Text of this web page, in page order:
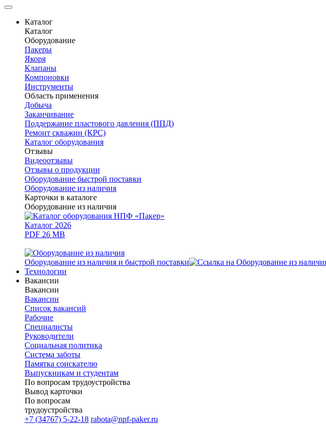
Каталог
Каталог
Оборудование
Пакеры
Якоря
Клапаны
Компоновки
Инструменты
Область применения
Добыча
Заканчивание
Поддержание пластового давления (ППД)
Ремонт скважин (КРС)
Каталог оборудования
Отзывы
Видеоотзывы
Отзывы о продукции
Оборудование быстрой поставки
Оборудование из наличия
Карточки в каталоге
Оборудование из наличия
Каталог 2026
PDF 26 MB
Оборудование из наличия и быстрой поставки
Технологии
Вакансии
Вакансии
Вакансии
Список вакансий
Рабочие
Специалисты
Руководители
Cоциальная политика
Система заботы
Памятка соискателю
Выпускникам и студентам
По вопросам трудоустройства
Вывод карточки
По вопросам
трудоустройства
+7 (34767) 5-22-18 rabota@npf-paker.ru